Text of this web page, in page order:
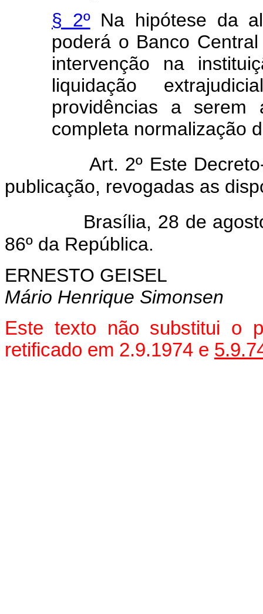
§ 2ºNa hipótese da
poderá o Banco
intervenção na
liquidação
providências a serem
completa normalização
Art. 2º Este
publicação, revogadas as
Brasília, 28 de
86º da República.
ERNESTO GEISEL
Mário Henrique Simonsen
Este texto não substitui o
retificado em 2.9.1974 e